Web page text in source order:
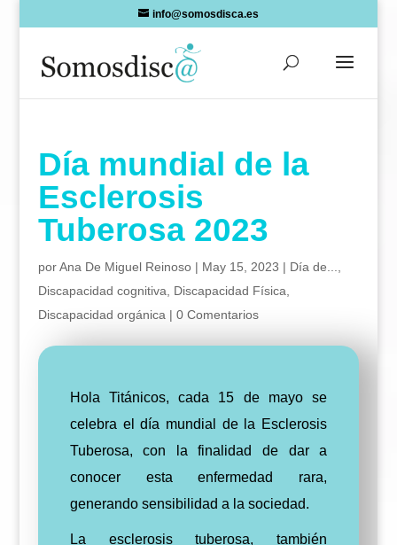
info@somosdisca.es
Día mundial de la
Esclerosis
Tuberosa 2023
porAna De Miguel Reinoso| May 15, 2023 | Día de...
Discapacidad cognitiva
Discapacidad Física
Discapacidad orgánica | 0 Comentarios
Hola Titánicos, cada 15 de mayo se
celebra el día mundial de la Esclerosis
Tuberosa, con la finalidad de dar a
conocer esta enfermedad rara,
generando sensibilidad a la sociedad.
La esclerosis tuberosa, también